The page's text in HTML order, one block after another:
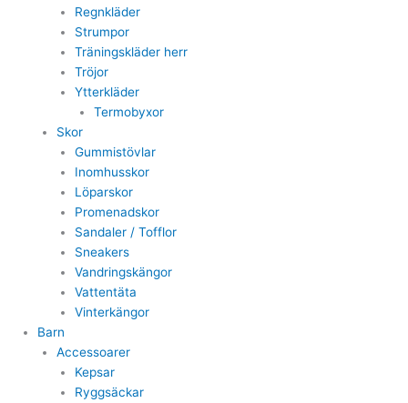
Regnkläder
Strumpor
Träningskläder herr
Tröjor
Ytterkläder
Termobyxor
Skor
Gummistövlar
Inomhusskor
Löparskor
Promenadskor
Sandaler / Tofflor
Sneakers
Vandringskängor
Vattentäta
Vinterkängor
Barn
Accessoarer
Kepsar
Ryggsäckar